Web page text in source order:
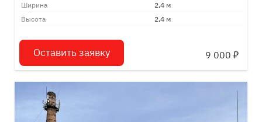
Ширина
2,4 м
Высота
2,4 м
Оставить заявку 9 000 ₽